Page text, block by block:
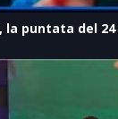
la puntata del 24